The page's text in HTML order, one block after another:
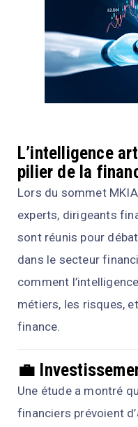
L’intelligence
pilier de la
Lors du sommet
experts, dirigeants
sont réunis pour
dans le secteur
comment
métiers, les risques,
finance.
💼
Une étude a montré
financiers prévoient